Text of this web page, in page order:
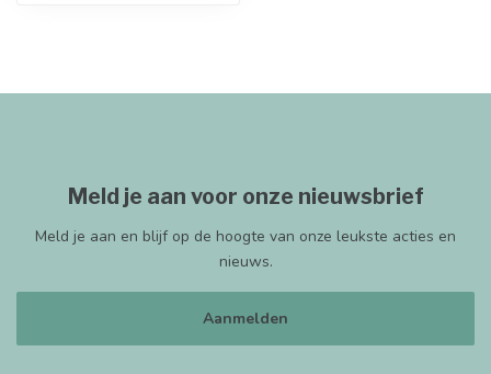
Meld je aan voor onze nieuwsbrief
Meld je aan en blijf op de hoogte van onze leukste acties en
nieuws.
Aanmelden